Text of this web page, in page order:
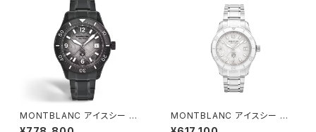
MONTBLANC アイスシー オ
ートマティック デイト ゼロ オキ
MONTBLANC アイスシー オ
ートマティック デイト ゼロ オキ